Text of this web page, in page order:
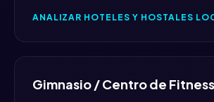
ANALIZAR HOTELES Y HOSTALES
Gimnasio / Centro de Fitness